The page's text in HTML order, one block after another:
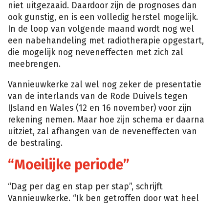
niet uitgezaaid. Daardoor zijn de prognoses dan
ook gunstig, en is een volledig herstel mogelijk.
In de loop van volgende maand wordt nog wel
een nabehandeling met radiotherapie opgestart,
die mogelijk nog neveneffecten met zich zal
meebrengen.
Vannieuwkerke zal wel nog zeker de presentatie
van de interlands van de Rode Duivels tegen
IJsland en Wales (12 en 16 november) voor zijn
rekening nemen. Maar hoe zijn schema er daarna
uitziet, zal afhangen van de neveneffecten van
de bestraling.
“Moeilijke periode”
“Dag per dag en stap per stap”, schrijft
Vannieuwkerke. “Ik ben getroffen door wat heel